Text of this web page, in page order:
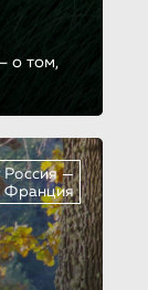
о том,
Россия —
Франция